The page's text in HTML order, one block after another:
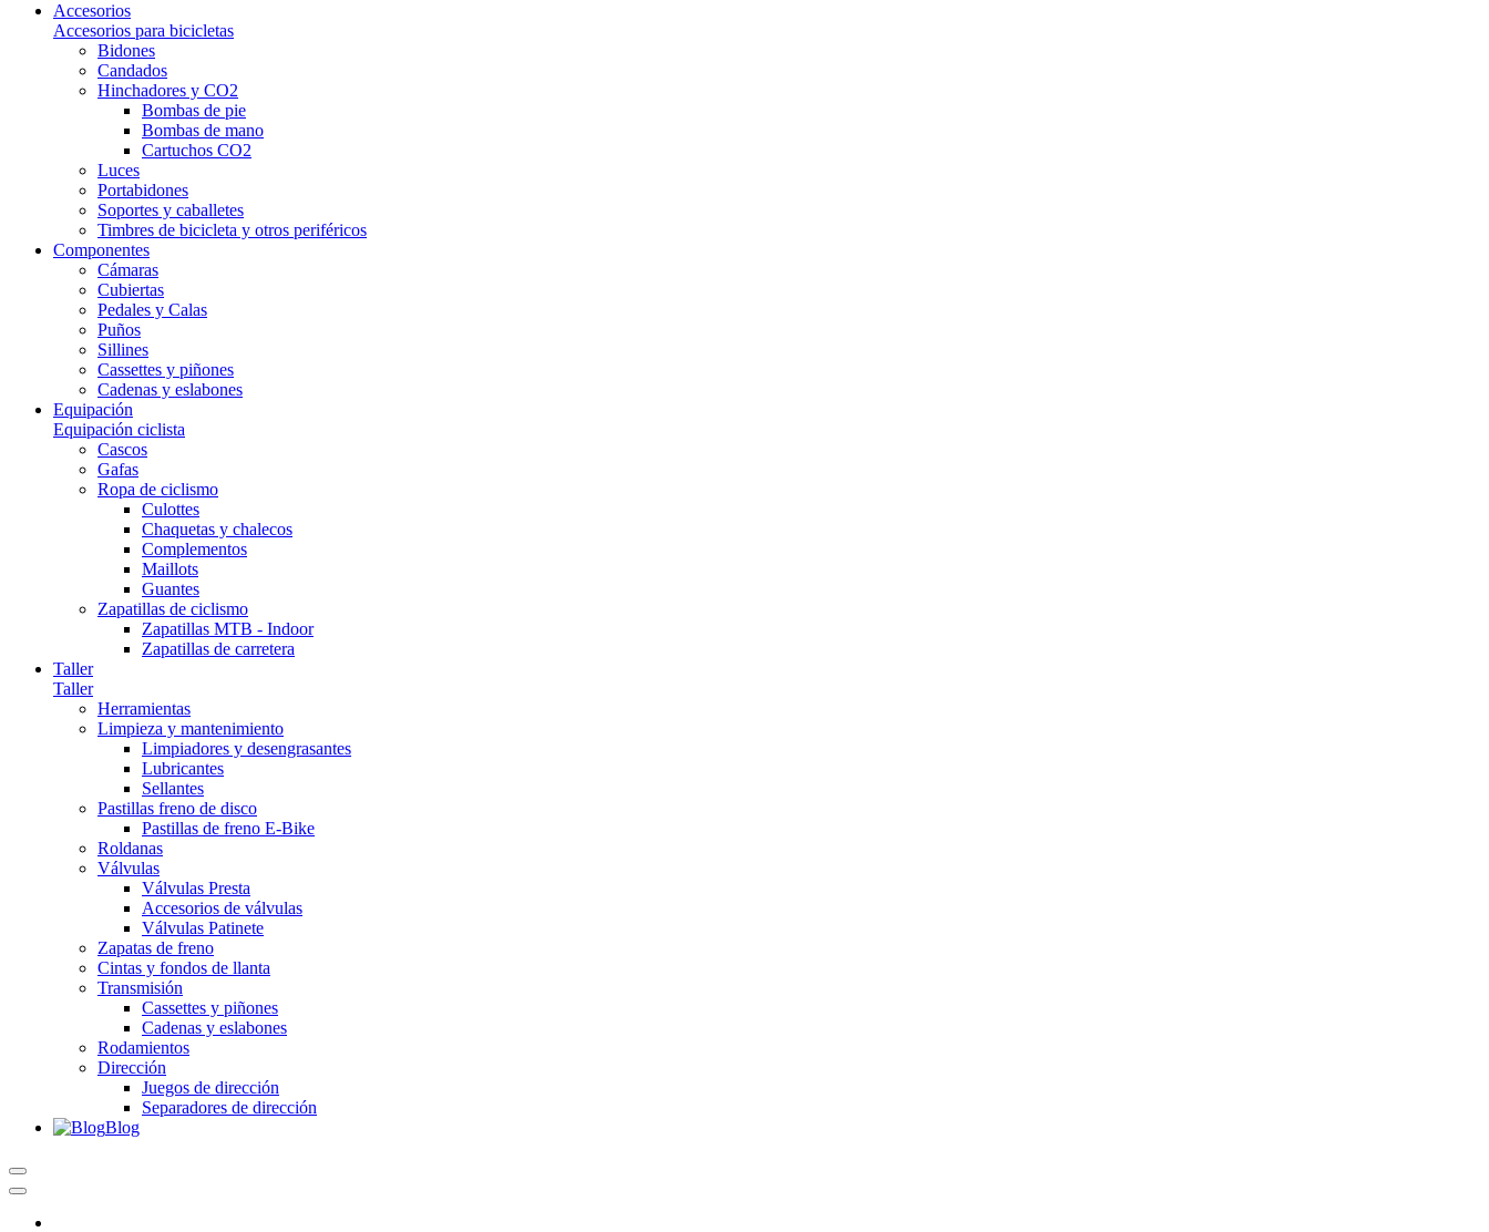
Accesorios
Accesorios para bicicletas
Bidones
Candados
Hinchadores y CO2
Bombas de pie
Bombas de mano
Cartuchos CO2
Luces
Portabidones
Soportes y caballetes
Timbres de bicicleta y otros periféricos
Componentes
Cámaras
Cubiertas
Pedales y Calas
Puños
Sillines
Cassettes y piñones
Cadenas y eslabones
Equipación
Equipación ciclista
Cascos
Gafas
Ropa de ciclismo
Culottes
Chaquetas y chalecos
Complementos
Maillots
Guantes
Zapatillas de ciclismo
Zapatillas MTB - Indoor
Zapatillas de carretera
Taller
Taller
Herramientas
Limpieza y mantenimiento
Limpiadores y desengrasantes
Lubricantes
Sellantes
Pastillas freno de disco
Pastillas de freno E-Bike
Roldanas
Válvulas
Válvulas Presta
Accesorios de válvulas
Válvulas Patinete
Zapatas de freno
Cintas y fondos de llanta
Transmisión
Cassettes y piñones
Cadenas y eslabones
Rodamientos
Dirección
Juegos de dirección
Separadores de dirección
Blog